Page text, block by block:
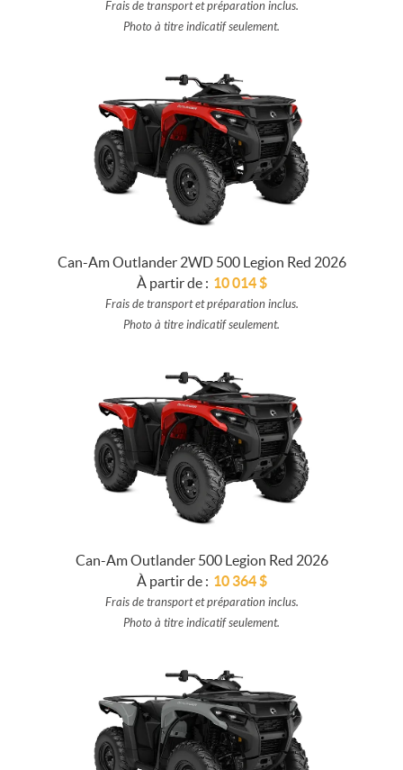
Frais de transport et préparation inclus.
Photo à titre indicatif seulement.
Can-Am Outlander 2WD 500 Legion Red 2026
À partir de : 10 014$
Frais de transport et préparation inclus.
Photo à titre indicatif seulement.
Can-Am Outlander 500 Legion Red 2026
À partir de : 10 364$
Frais de transport et préparation inclus.
Photo à titre indicatif seulement.